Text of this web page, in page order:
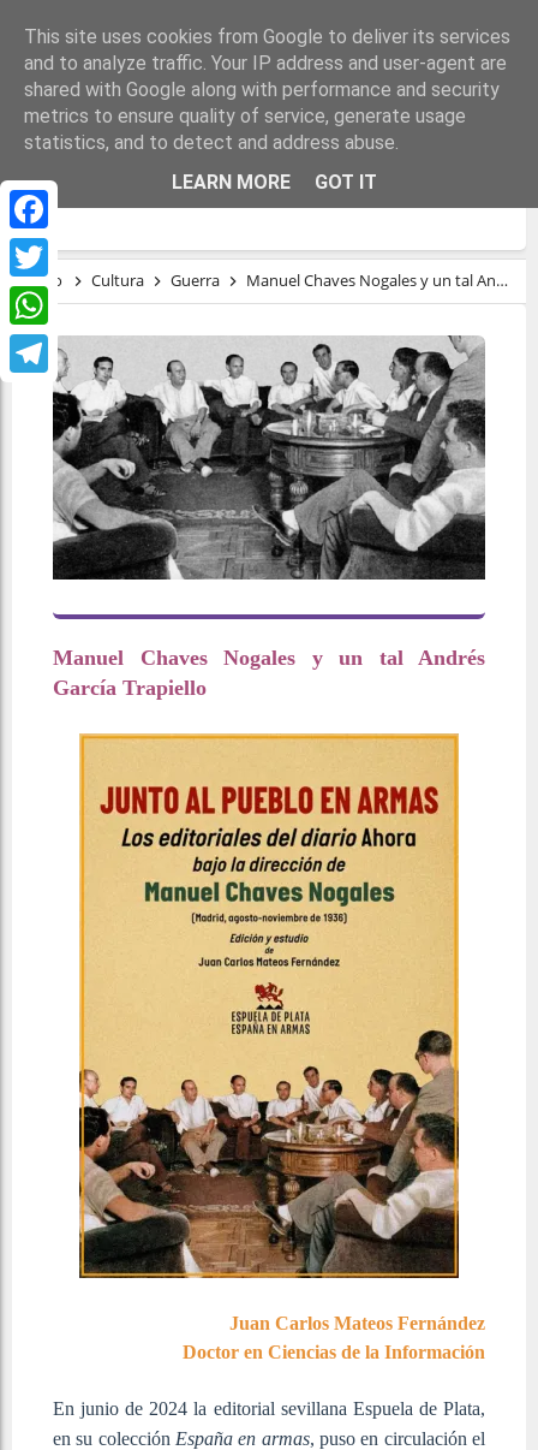
Facebook
Twitter
WhatsApp
Telegram
MANUEL CHAVES NOGALES Y UN TAL
ANDRÉS GARCÍA TRAPIELLO
Inicio Cultura Guerra Manuel Chaves Nogales y un tal Andrés García Trapiello
Manuel Chaves Nogales y un tal Andrés
García Trapiello
Juan Carlos Mateos Fernández
Doctor en Ciencias de la Información
En junio de 2024 la editorial sevillana Espuela de Plata,
en su colección España en armas, puso en circulación el
This site uses cookies from Google to deliver its services
and to analyze traffic. Your IP address and user-agent are
shared with Google along with performance and security
metrics to ensure quality of service, generate usage
statistics, and to detect and address abuse.
LEARN MORE
GOT IT